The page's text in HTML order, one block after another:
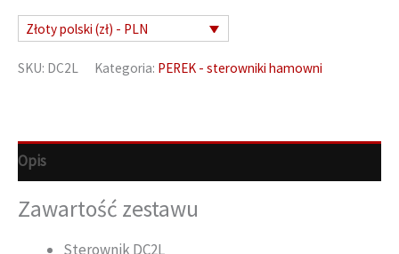
DC2L
Złoty polski (zł) - PLN
SKU: DC2L Kategoria: PEREK - sterowniki hamowni
Opis
Zawartość zestawu
Sterownik DC2L